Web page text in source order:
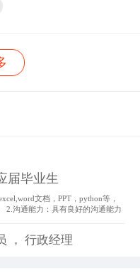
届毕业生
文档，PPT，python等，
2.沟通能力：具有良好的沟通能力
， 行政经理